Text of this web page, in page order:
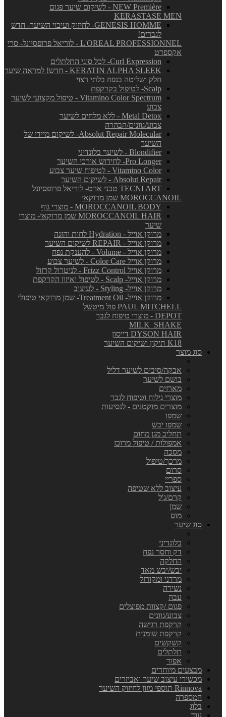
NEW Première - לשיקום שיער פגום
KERASTASE MEN
GENESIS HOMME- לחיזוק ועיבוי השיער- חדש
לגברים!
L'OREAL PROFESSIONNEL - לוריאל פרופסיונל- סרי
אקספרט
Curl Expression- לכל סוגי התלתלים
KERATIN ALPHA SLEEK - חדש! למראה שיער
חלק ושליטה בנפח בלתי רצוי
Scalp- לטיפול בקרקפת
Vitamino Color Spectrum - טיפול מקצועי לשיער
צבוע
Metal Detox - ללא מלחים לשיער
צבוע/גוונים/הבהרה
Absolut Repair Molecular- לשיקום מיידי של
השיער
Blondifier - לשיער בלונדיני
Pro Longer- לחידוש אורכי השיער
Vitamino Color - לטיפוח שיער צבוע
Absolut Repair - לשיקום השיער
TECNI ART טכני ארט- לוריאל פרופסיונל
MOROCCANOIL שמן מרוקאי
MOROCCANOIL BODY - מוצרי גוף
MOROCCANOIL HAIR שמן מרוקאי- מוצרי
שיער
מרוקן אוייל - Hydration לחות והזנה
מרוקן אוייל - REPAIR לשיקום השיער
מרוקן אוייל - Volume - להענקת נפח
מרוקן אוייל Color Care - לשיער צבוע
מרוקן אוייל Frizz Control - לניטרול קרזול
מרוקן אוייל- Scalp - לטיפול ואיזון הקרקפת
מרוקן אוייל- Styling - לעיצוב
מרוקן אוייל- Treatment Oil- שמן מרוקאי טיפולי
PAUL MITCHELL פול מיטשל
DEPOT - מוצרי טיפוח לגבר
MILK_SHAKE
DYSON HAIR דייסון
K18 תיקון ושיקום השיער
סוג מוצר
אבקה/סיבים לשיער דליל
בושם לשיער
מארזים
מוצרי גילוח וטיפוח לגבר
מוצרים מוקטנים - לנסיעות
שמפו
שמפו יבש
תחליב מגן מחום
אמפולות / טיפול מרוכז
מסכה
מרכך/טיפול
סרום
ספריי
עיצוב ללא שטיפה
קרם/ג'ל
שמן
מוס
סוג שיער
בלונדיני
דק וחסר נפח
החלקה
יבש/יבש מאד
מרדני ומקורזל
נשירה
עבה
פגום /קצוות מפוצלים
צבוע/גוונים
קרקפת רגישה
קרקפת שומנית
קשקשים
תלתלים
אפור
מבצעים מיוחדים
מכשירי עיצוב שיער ואביזרים
Rinnova תוספי מזון לחיזוק השיער
המספרה
בלוג
עוד...